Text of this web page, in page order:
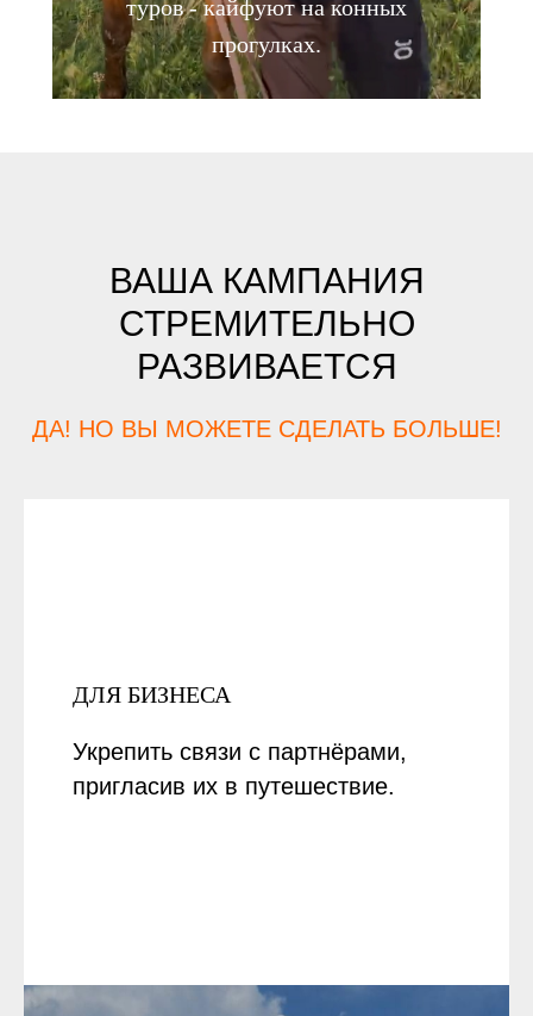
туров - кайфуют на конных
прогулках.
ВАША КАМПАНИЯ
СТРЕМИТЕЛЬНО
РАЗВИВАЕТСЯ
ДА! НО ВЫ МОЖЕТЕ СДЕЛАТЬ БОЛЬШЕ!
ДЛЯ БИЗНЕСА
Укрепить связи с партнёрами,
пригласив их в путешествие.